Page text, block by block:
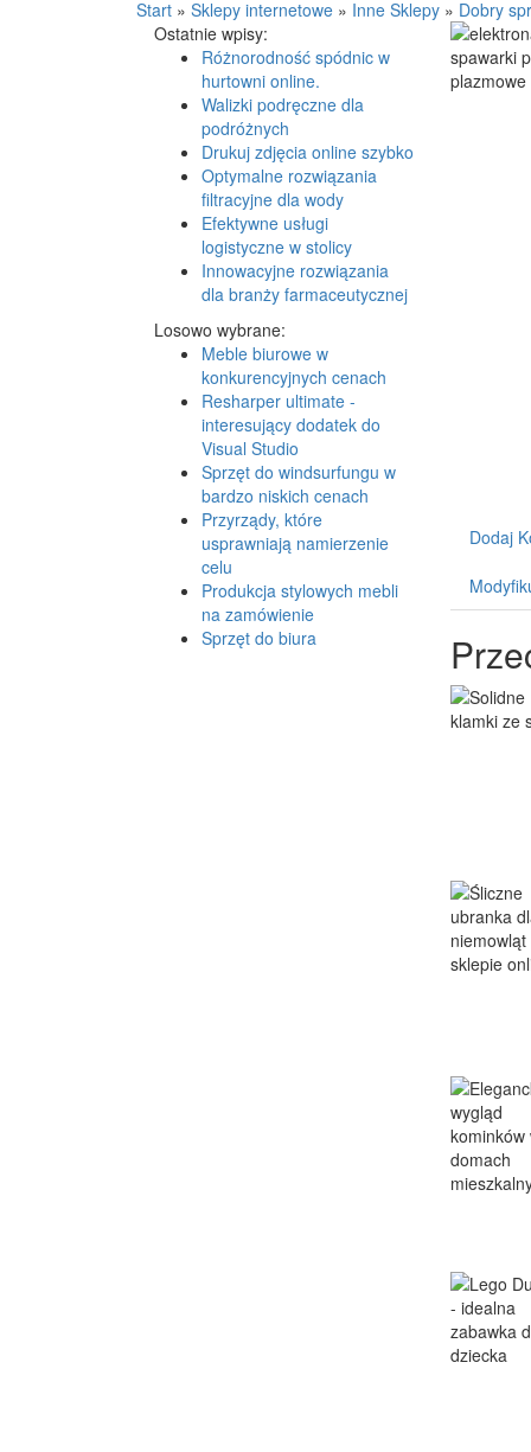
Start » Sklepy internetowe » Inne Sklepy » Dobry
Ostatnie wpisy:
Różnorodność spódnic w
hurtowni online.
Walizki podręczne dla
podróżnych
Drukuj zdjęcia online szybko
Optymalne rozwiązania
filtracyjne dla wody
Efektywne usługi
logistyczne w stolicy
Innowacyjne rozwiązania
dla branży farmaceutycznej
Losowo wybrane:
Meble biurowe w
konkurencyjnych cenach
Resharper ultimate -
interesujący dodatek do
Visual Studio
Sprzęt do windsurfungu w
bardzo niskich cenach
Przyrządy, które
usprawniają namierzenie
celu
Produkcja stylowych mebli
na zamówienie
Sprzęt do biura
Dodaj